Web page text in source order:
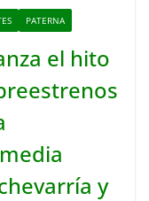
PATERNA
el hito
y